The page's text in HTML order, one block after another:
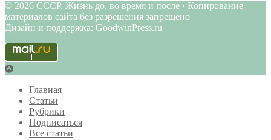
© 2026 СССР. Жизнь до, во время и после · Копирование
материалов сайта без разрешения запрещено
Дизайн и поддержка: GoodwinPress.ru
Главная
Статьи
Рубрики
Подписаться
Все статьи